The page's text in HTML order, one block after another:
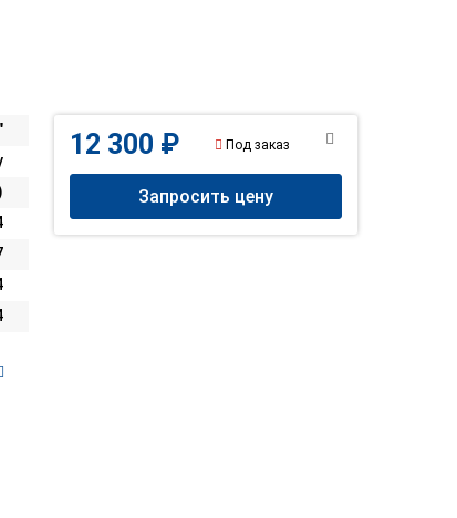
12 300 ₽ Под заказ
Запросить цену